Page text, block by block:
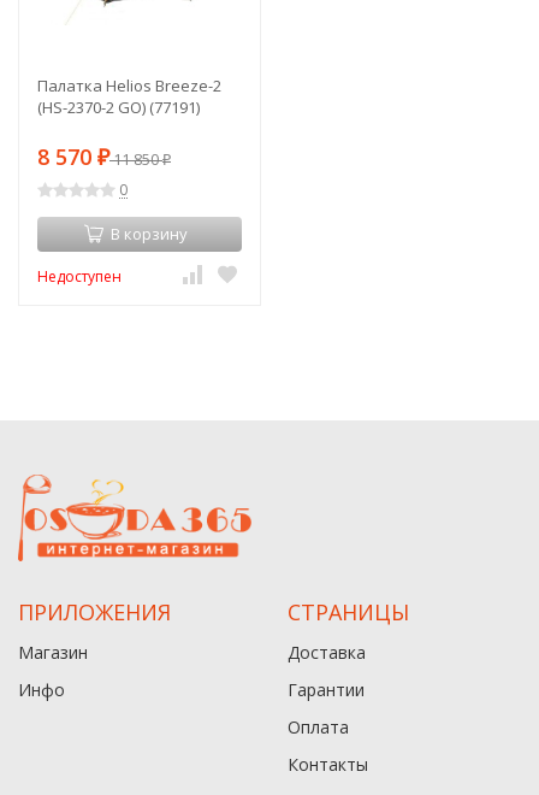
Палатка Helios Breeze-2
(HS-2370-2 GO) (77191)
8 570 ₽11 850₽
0
В корзину
Недоступен
ПРИЛОЖЕНИЯ
Магазин
Инфо
СТРАНИЦЫ
Доставка
Гарантии
Оплата
Контакты